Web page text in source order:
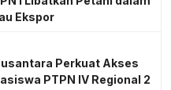
Ekspor
Perkuat Akses
PTPN IV Regional 2